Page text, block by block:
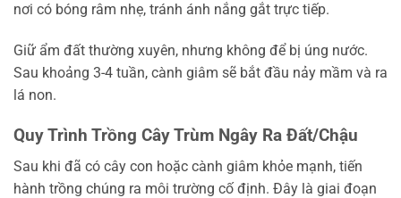
nơi có bóng râm nhẹ, tránh ánh nắng gắt trực tiếp.
Giữ ẩm đất thường xuyên, nhưng không để bị úng nước.
Sau khoảng 3-4 tuần, cành giâm sẽ bắt đầu nảy mầm và ra
lá non.
Quy Trình Trồng Cây Trùm Ngây Ra Đất/Chậu
Sau khi đã có cây con hoặc cành giâm khỏe mạnh, tiến
hành trồng chúng ra môi trường cố định. Đây là giai đoạn